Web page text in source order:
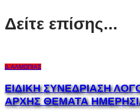
Δείτε επίσης...
Δ.ΑΛΜΩΠΊΑΣ
ΕΙΔΙΚΗ ΣΥΝΕΔΡΙΑΣΗ
ΑΡΧΗΣ ΘΕΜΑΤΑ